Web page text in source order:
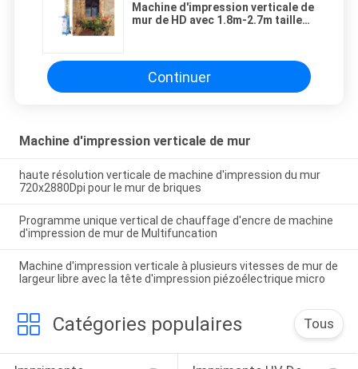
Machine d'impression verticale de
mur de HD avec 1.8m-2.7m tailles
Continuer
Machine d'impression verticale de mur
haute résolution verticale de machine d'impression du mur
720x2880Dpi pour le mur de briques
Programme unique vertical de chauffage d'encre de machine
d'impression de mur de Multifuncation
Machine d'impression verticale à plusieurs vitesses de mur de
largeur libre avec la tête d'impression piézoélectrique micro
Catégories populaires Tous